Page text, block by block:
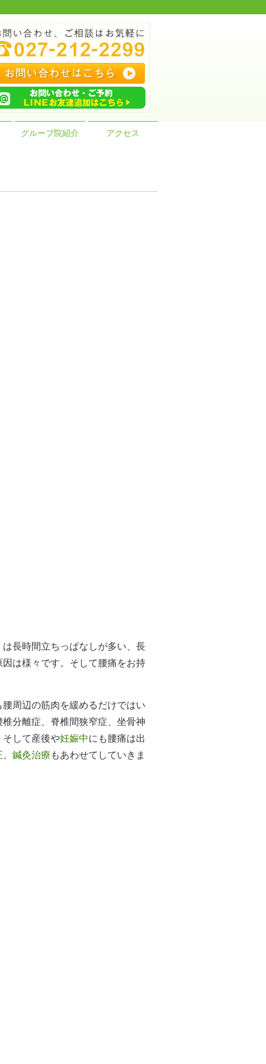
グループ院紹介 アクセス
長時間立ちっぱなしが多い、長
因は様々です。そして腰痛をお持
周辺の筋肉を緩めるだけではい
分離症、脊椎間狭窄症、坐骨神
そして産後や妊娠中にも腰痛は出
鍼灸治療 もあわせてしていきま